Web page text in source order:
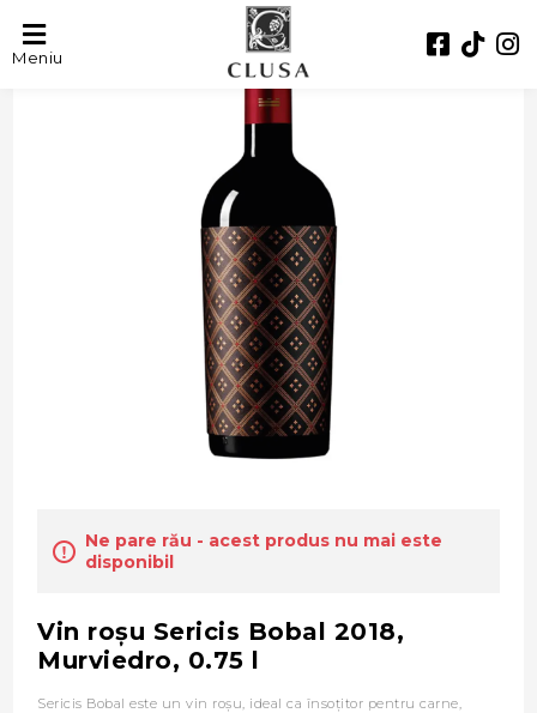
Meniu- 41%
Ne pare rău - acest produs nu mai este
disponibil
Vin roşu Sericis Bobal 2018,
Murviedro, 0.75 l
Sericis Bobal este un vin roşu, ideal ca însoțitor pentru carne,